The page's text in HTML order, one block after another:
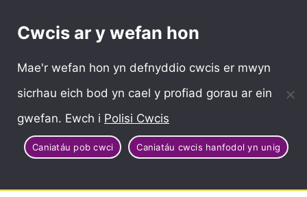
Cwcis ar y wefan hon
Mae'r wefan hon yn defnyddio cwcis er mwyn
sicrhau eich bod yn cael y profiad gorau ar ein
gwefan. Ewch i Polisi Cwcis
Caniatáu pob cwci Caniatáu cwcis hanfodol yn unig